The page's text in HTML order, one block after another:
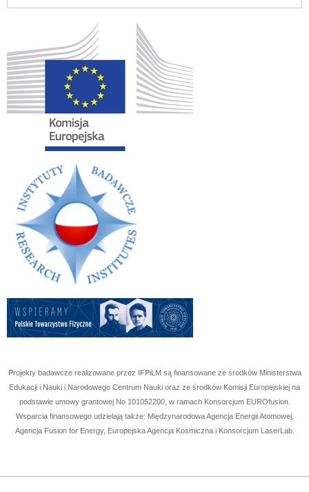
Projekty badawcze realizowane przez IFPiLM są finansowane ze środków Ministerstwa
Edukacji i Nauki i Narodowego Centrum Nauki oraz ze środków Komisji Europejskiej na
podstawie umowy grantowej No 101052200, w ramach Konsorcjum EUROfusion.
Wsparcia finansowego udzielają także: Międzynarodowa Agencja Energii Atomowej,
Agencja Fusion for Energy, Europejska Agencja Kosmiczna i Konsorcjum LaserLab.